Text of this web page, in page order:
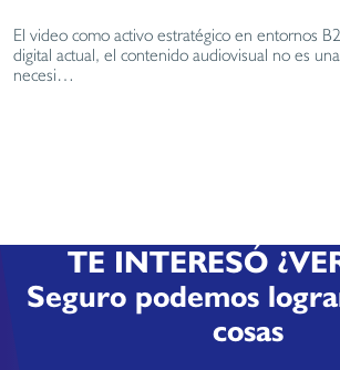
El video como activo estratégico en entornos
digital actual, el contenido audiovisual no es
necesi…
TE INTERESÓ
Seguro podemos
cosas